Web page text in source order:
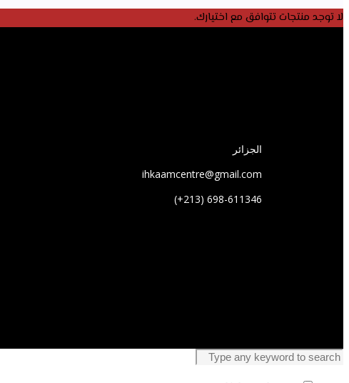
لا توجد منتجات تتوافق مع اختيارك.
الجزائر
ihkaamcentre@gmail.com
698-611346 (213+)